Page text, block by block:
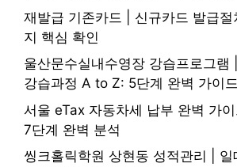
재발급 기존카드 | 신규카드 발급
지 핵심 확인
울산문수실내수영장 강습프로그램
강습과정 A to Z: 5단계 완벽 가이드
서울 eTax 자동차세 납부 완벽 가
7단계 완벽 분석
씽크홀릭학원 상현동 성적관리 |